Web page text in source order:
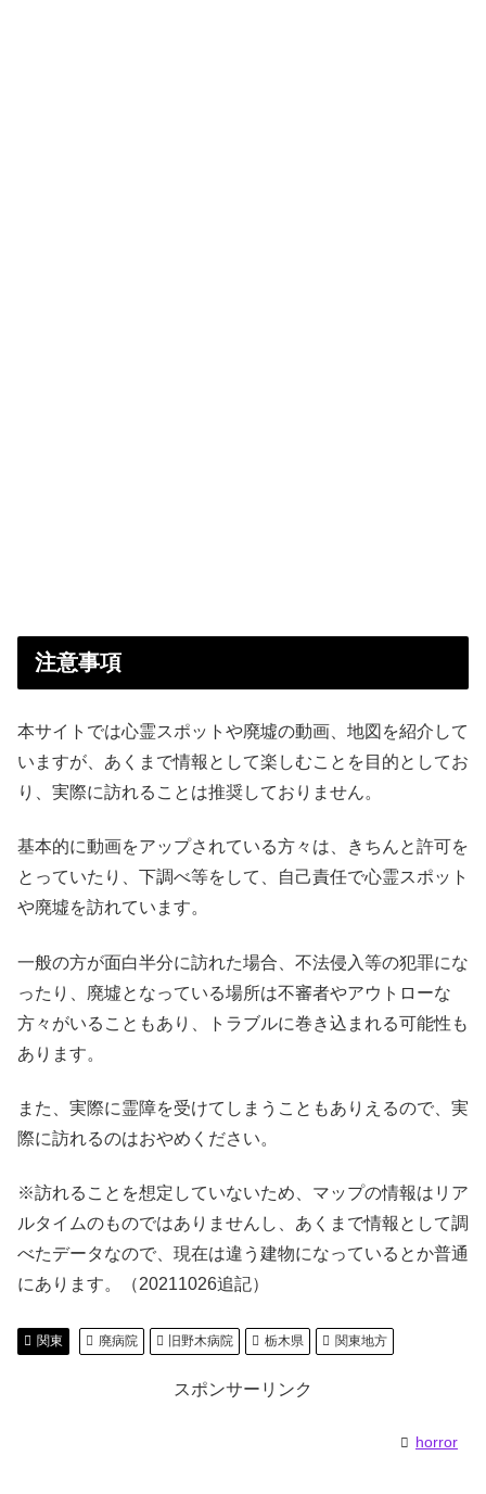
注意事項
本サイトでは心霊スポットや廃墟の動画、地図を紹介して
いますが、あくまで情報として楽しむことを目的としてお
り、実際に訪れることは推奨しておりません。
基本的に動画をアップされている方々は、きちんと許可を
とっていたり、下調べ等をして、自己責任で心霊スポット
や廃墟を訪れています。
一般の方が面白半分に訪れた場合、不法侵入等の犯罪にな
ったり、廃墟となっている場所は不審者やアウトローな
方々がいることもあり、トラブルに巻き込まれる可能性も
あります。
また、実際に霊障を受けてしまうこともありえるので、実
際に訪れるのはおやめください。
※訪れることを想定していないため、マップの情報はリア
ルタイムのものではありませんし、あくまで情報として調
べたデータなので、現在は違う建物になっているとか普通
にあります。（20211026追記）
関東 廃病院 旧野木病院 栃木県 関東地方
スポンサーリンク
horror